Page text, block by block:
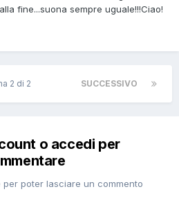
fine...suona sempre uguale!!!Ciao!
SUCCESSIVO
2 di 2
o accedi per
poter lasciare un commento